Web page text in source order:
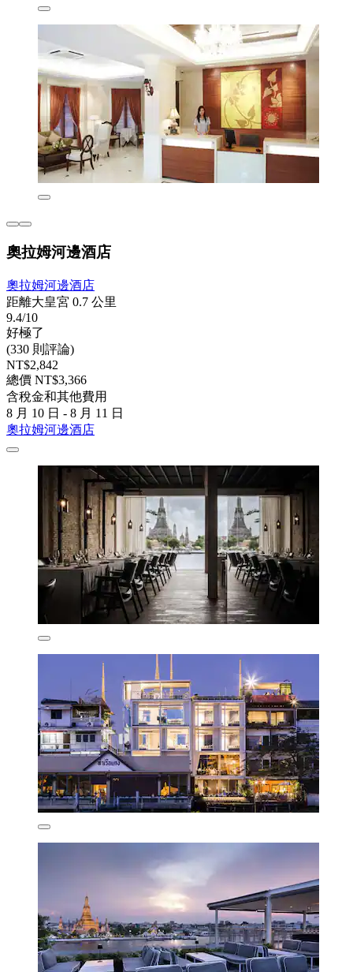
奧拉姆河邊酒店
奧拉姆河邊酒店
距離大皇宮 0.7 公里
9.4/10
好極了
(330 則評論)
NT$2,842
總價 NT$3,366
含稅金和其他費用
8 月 10 日 - 8 月 11 日
奧拉姆河邊酒店